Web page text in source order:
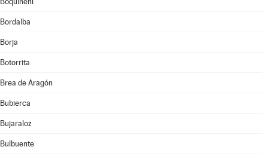
Bordalba
Borja
Botorrita
Brea de Aragón
Bubierca
Bujaraloz
Bulbuente